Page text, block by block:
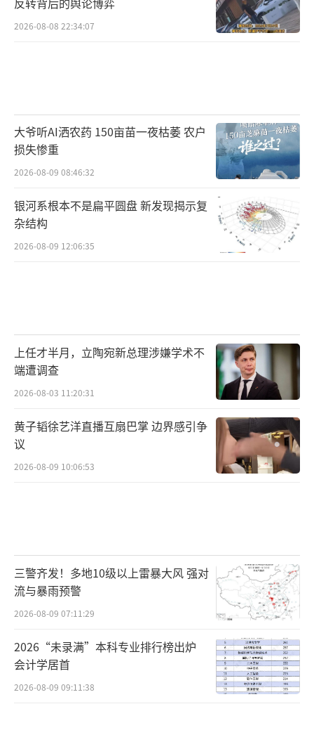
2026-08-08 22:34:07
大爷听AI洒农药 150亩苗一夜枯萎 农户
损失惨重
2026-08-09 08:46:32
银河系根本不是扁平圆盘 新发现揭示复
杂结构
2026-08-09 12:06:35
上任才半月，立陶宛新总理涉嫌学术不
端遭调查
2026-08-03 11:20:31
黄子韬徐艺洋直播互扇巴掌 边界感引争
议
2026-08-09 10:06:53
三警齐发！多地10级以上雷暴大风 强对
流与暴雨预警
2026-08-09 07:11:29
2026“未录满”本科专业排行榜出炉
会计学居首
2026-08-09 09:11:38